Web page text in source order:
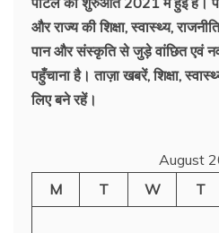
और राज्य की शिक्षा, स्वास्थ्य,
पान और संस्कृति से जुड़े वांछित एवं
पहुँचाना है। ताज़ा खबरें, शिक्षा,
लिए बने रहें।
August
M
T W T